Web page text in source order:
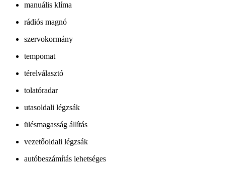
manuális klíma
rádiós magnó
szervokormány
tempomat
térelválasztó
tolatóradar
utasoldali légzsák
ülésmagasság állítás
vezetőoldali légzsák
autóbeszámítás lehetséges